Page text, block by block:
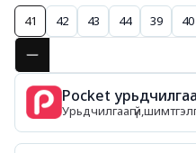
41 42 43 44 39 40
Pocket